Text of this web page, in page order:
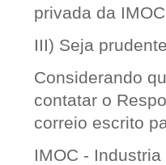
privada da IMOC
III) Seja
Considerando
contatar o
correio escrito
IMOC -